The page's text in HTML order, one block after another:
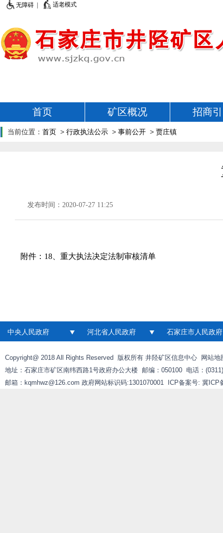
无障碍 | 适老模式
首页 矿区概况 招商
当前位置： 首页 > 行政执法公示 > 事前公开 > 贾庄镇
发布时间：2020-07-27 11:25
附件： 18、重大执法决定法制审核清单